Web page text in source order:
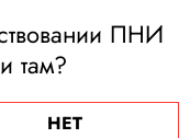
ПНИ
там?
НЕТ